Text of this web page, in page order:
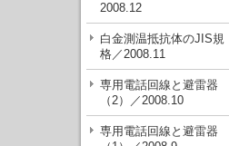
2008.12
白金測温抵抗体のJIS規
格／2008.11
専用電話回線と避雷器
（2）／2008.10
専用電話回線と避雷器